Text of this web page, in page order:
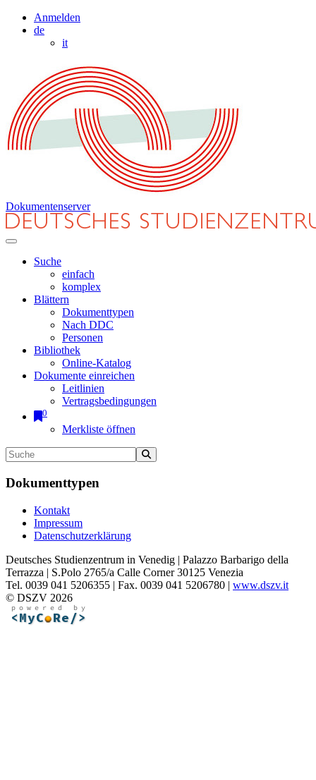
Anmelden
de
it
Dokumentenserver
Suche
einfach
komplex
Blättern
Dokumenttypen
Nach DDC
Personen
Bibliothek
Online-Katalog
Dokumente einreichen
Leitlinien
Vertragsbedingungen
0
Merkliste öffnen
Dokumenttypen
Kontakt
Impressum
Datenschutzerklärung
Deutsches Studienzentrum in Venedig | Palazzo Barbarigo della
Terrazza | S.Polo 2765/a Calle Corner 30125 Venezia
Tel. 0039 041 5206355 | Fax. 0039 041 5206780 | www.dszv.it
© DSZV 2026